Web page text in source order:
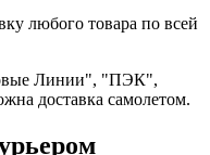
любого товара по всей
Линии", "ПЭК",
доставка самолетом.